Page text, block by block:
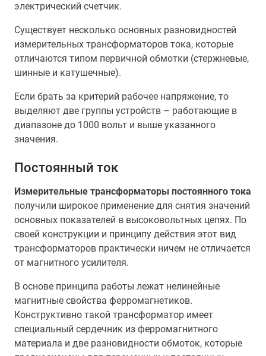
электрический счетчик.
Существует несколько основных разновидностей
измерительных трансформаторов тока, которые
отличаются типом первичной обмотки (стержневые,
шинные и катушечные).
Если брать за критерий рабочее напряжение, то
выделяют две группы устройств – работающие в
диапазоне до 1000 вольт и выше указанного
значения.
Постоянный ток
Измерительные трансформаторы постоянного тока
получили широкое применение для снятия значений
основных показателей в высоковольтных цепях. По
своей конструкции и принципу действия этот вид
трансформаторов практически ничем не отличается
от магнитного усилителя.
В основе принципа работы лежат нелинейные
магнитные свойства ферромагнетиков.
Конструктивно такой трансформатор имеет
специальный сердечник из ферромагнитного
материала и две разновидности обмоток, которые